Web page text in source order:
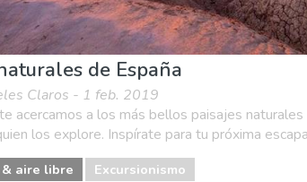
de España
Claros - 1 feb. 2019
acercamos a los más bellos paisajes naturales
los explore. Inspírate para tu próxima
aire libre Excursionismo